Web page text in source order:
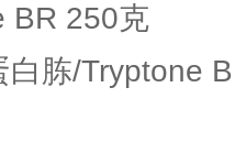
BR 250克
白胨/Tryptone